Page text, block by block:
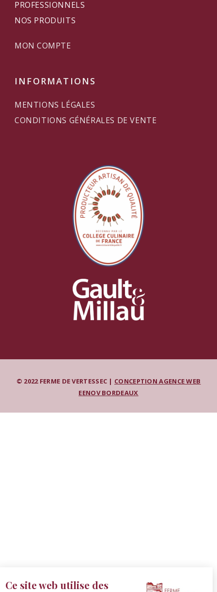
PROFESSIONNELS
NOS PRODUITS
MON COMPTE
INFORMATIONS
MENTIONS LÉGALES
CONDITIONS GÉNÉRALES DE VENTE
© 2022 FERME DE VERTESSEC | CONCEPTION AGENCE WEB
EENOV BORDEAUX